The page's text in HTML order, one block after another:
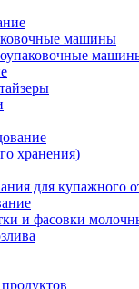
машины
хранения)
для купажного
и фасовки